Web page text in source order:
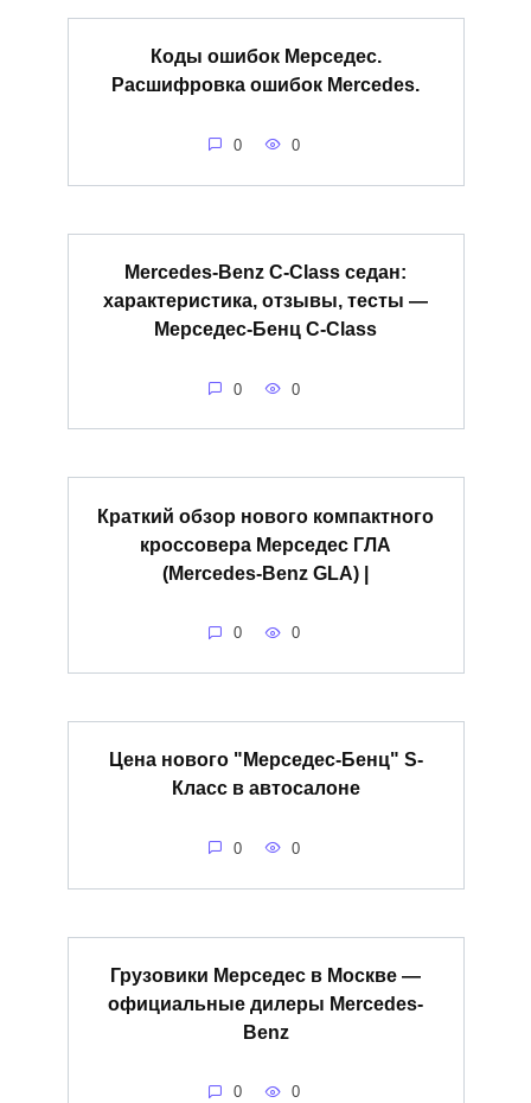
Коды ошибок Мерседес.
Расшифровка ошибок Mercedes.
0 0
Mercedes-Benz C-Class седан:
характеристика, отзывы, тесты —
Мерседес-Бенц C-Class
0 0
Краткий обзор нового компактного
кроссовера Мерседес ГЛА
(Mercedes-Benz GLA) |
0 0
Цена нового "Мерседес-Бенц" S-
Класс в автосалоне
0 0
Грузовики Мерседес в Москве —
официальные дилеры Mercedes-
Benz
0 0